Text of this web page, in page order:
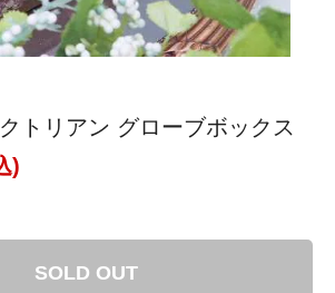
トリアン グローブボックス
)
SOLD OUT